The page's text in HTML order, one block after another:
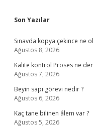
Sidebar
Son Yazılar
Sınavda kopya çekince ne
Ağustos 8, 2026
Kalite kontrol Proses ne
Ağustos 7, 2026
Beyin sapı görevi nedir ?
Ağustos 6, 2026
Kaç tane bilinen âlem var ?
Ağustos 5, 2026